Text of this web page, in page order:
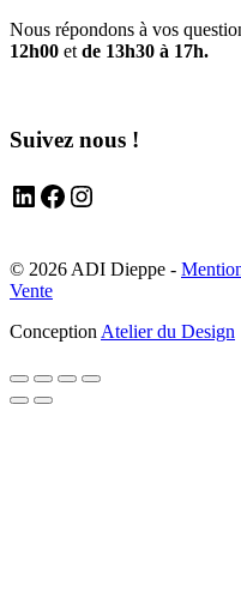
Nous répondons à vos
12h00 et de 13h30 à 17h.
Suivez nous !
LinkedIn Facebook Instagram
© 2026 ADI Dieppe -
Vente
ConceptionAtelier du Design